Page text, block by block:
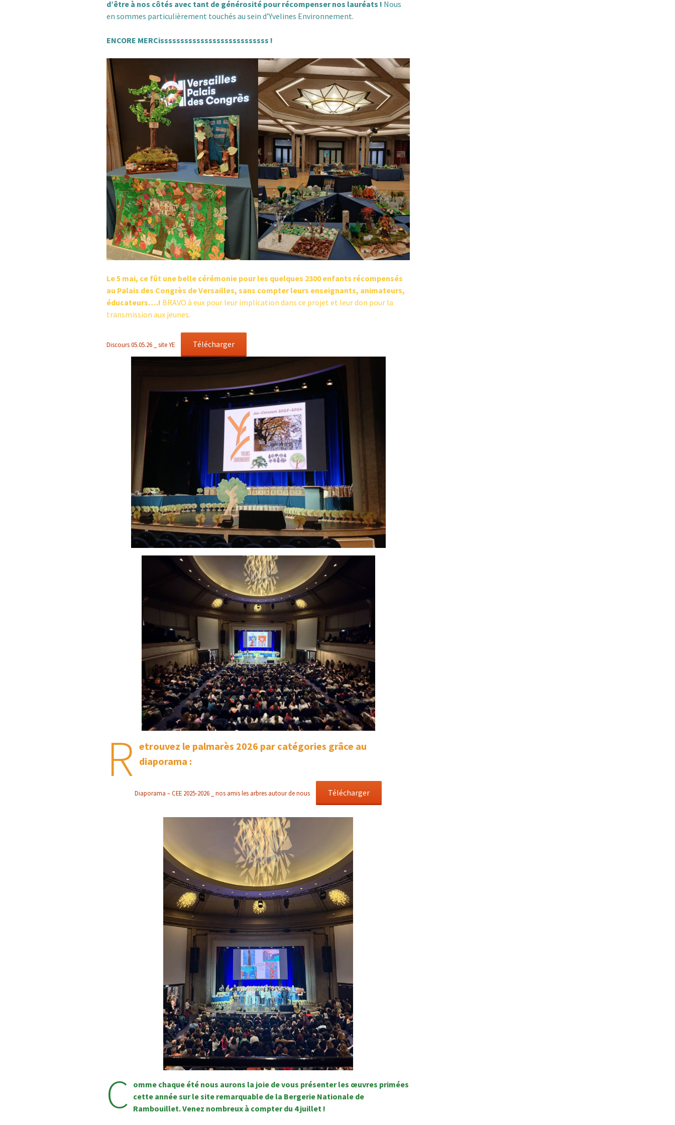
Les méfaits des
GIEC, bientôt le fin de
l’hystérie ? par Claude
BRASSEUR
d’être à nos côtés avec tant de générosité pour récompenser nos lauréats ! Nous
en sommes particulièrement touchés au sein d’Yvelines Environnement.
ENCORE MERCisssssssssssssssssssssssssss !
Le 5 mai, ce fût une belle cérémonie pour les quelques 2300 enfants récompensés
au Palais des Congrès de Versailles, sans compter leurs enseignants, animateurs,
éducateurs….! BRAVO à eux pour leur implication dans ce projet et leur don pour la
transmission aux jeunes.
Discours 05.05.26 _ site YE Télécharger
R etrouvez le palmarès 2026 par catégories grâce au
diaporama :
Diaporama – CEE 2025-2026 _ nos amis les arbres autour de nous Télécharger
C omme chaque été nous aurons la joie de vous présenterles œuvres primées
cette annéesur le site remarquable de la Bergerie Nationale de
Rambouillet. Venez nombreux à compter du 4 juillet !